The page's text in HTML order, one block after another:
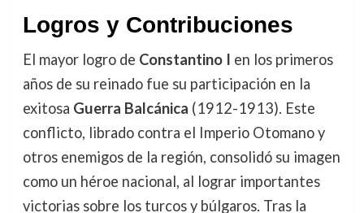
Logros y Contribuciones
El mayor logro de Constantino I en los primeros
años de su reinado fue su participación en la
exitosa Guerra Balcánica (1912-1913). Este
conflicto, librado contra el Imperio Otomano y
otros enemigos de la región, consolidó su imagen
como un héroe nacional, al lograr importantes
victorias sobre los turcos y búlgaros. Tras la